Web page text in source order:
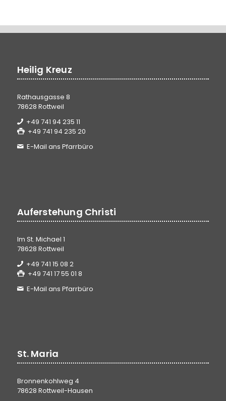
Heilig Kreuz
Rathausgasse 8
78628 Rottweil
+49 741 94 235 11
+49 741 94 235 20
E-Mail ans Pfarrbüro
Auferstehung Christi
Im St. Michael 1
78628 Rottweil
+49 741 15 08 2
+49 741 17 55 01 8
E-Mail ans Pfarrbüro
St. Maria
Bronnenkohlweg 4
78628 Rottweil-Hausen